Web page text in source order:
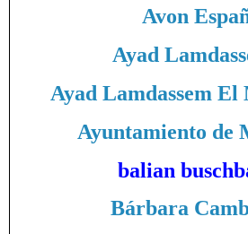
Avon
Ayad
Ayad Lamdassem El
Ayuntamiento de
balian
Bárbara